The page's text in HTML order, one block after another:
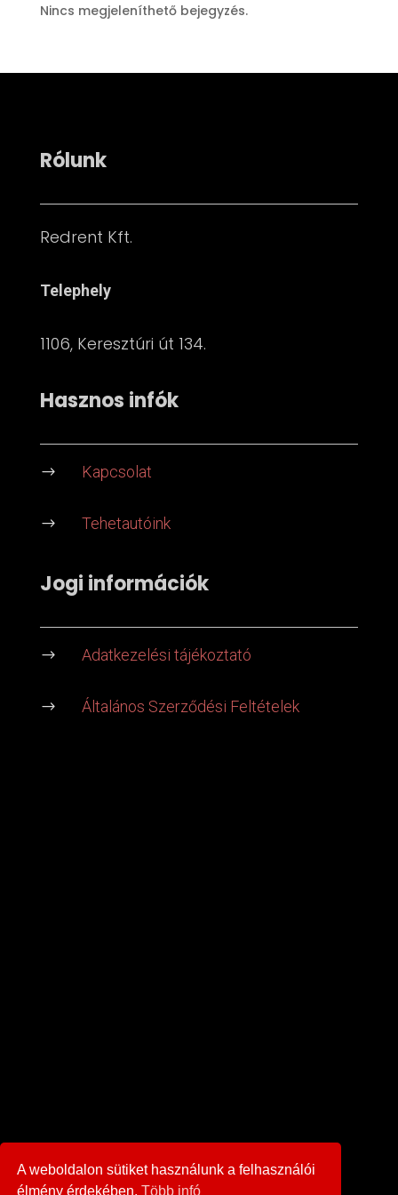
Nincs megjeleníthető bejegyzés.
Rólunk
Redrent Kft.
Telephely
1106, Keresztúri út 134.
Hasznos infók
$ Kapcsolat
$ Tehetautóink
Jogi információk
$ Adatkezelési tájékoztató
$ Általános Szerződési Feltételek
A weboldalon sütiket használunk a felhasználói
élmény érdekében.Több infó